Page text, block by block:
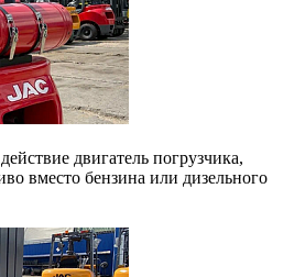
двигатель погрузчика,
вместо бензина или дизельного